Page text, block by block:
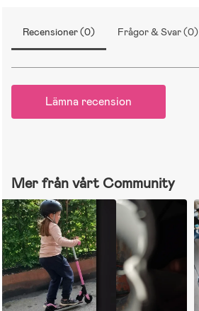
Recensioner (0) Frågor & Svar (0)
Lämna recension
Mer från vårt Community